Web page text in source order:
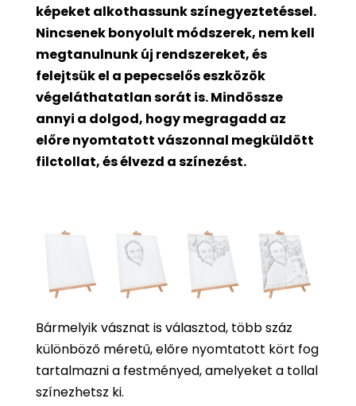
képeket alkothassunk színegyeztetéssel.
Nincsenek bonyolult módszerek, nem kell
megtanulnunk új rendszereket, és
felejtsük el a pepecselős eszközök
végeláthatatlan sorát is. Mindössze
annyi a dolgod, hogy megragadd az
előre nyomtatott vászonnal megküldött
filctollat, és élvezd a színezést.
Bármelyik vásznat is választod, több száz
különböző méretű, előre nyomtatott kört fog
tartalmazni a festményed, amelyeket a tollal
színezhetsz ki.